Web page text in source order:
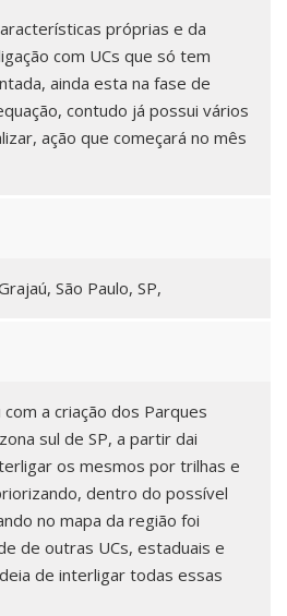
próprias e da
com UCs que só tem
ainda esta na fase de
contudo já possui vários
ação que começará no mês
São Paulo, SP,
a criação dos Parques
sul de SP, a partir dai
os mesmos por trilhas e
dentro do possível
no mapa da região foi
de outras UCs, estaduais e
de interligar todas essas